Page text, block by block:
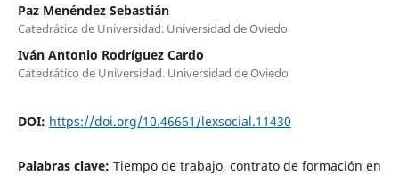
Paz Menéndez Sebastián
Catedrática de Universidad. Universidad de Oviedo
Iván Antonio Rodríguez Cardo
Catedrático de Universidad. Universidad de Oviedo
DOI: https://doi.org/10.46661/lexsocial.11430
Palabras clave: Tiempo de trabajo, contrato de formación en